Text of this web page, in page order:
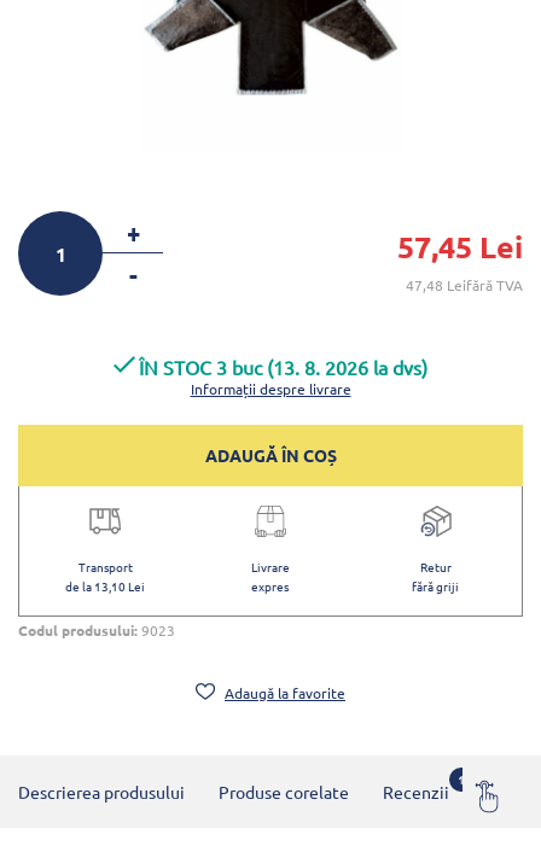
+
-
57,45 Lei
47,48 Leifără TVA
ÎN STOC 3 buc (13. 8. 2026 la dvs)
Informații despre livrare
ADAUGĂ ÎN COȘ
Transport
de la 13,10 Lei
Livrare
expres
Retur
fără griji
Codul produsului:9023
Adaugă la favorite
Descrierea produsului Produse corelate Recenzii
1